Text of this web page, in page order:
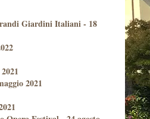
Giardini Italiani - 18
2021